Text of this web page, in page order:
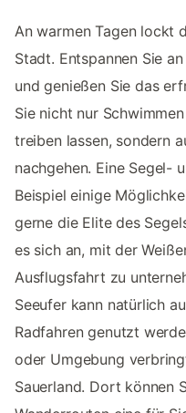
An warmen Tagen lockt
Stadt. Entspannen Sie
und genießen Sie das
Sie nicht nur
treiben lassen, sondern
nachgehen. Eine Segel-
Beispiel einige
gerne die Elite des
es sich an, mit der
Ausflugsfahrt zu
Seeufer kann natürlich
Radfahren genutzt
oder Umgebung
Sauerland. Dort können